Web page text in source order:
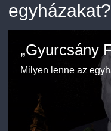
egyházakat?